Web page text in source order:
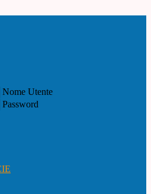
Nome Utente
Password